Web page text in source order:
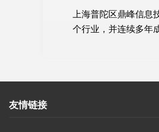
上海普陀区鼎峰信
个行业，并连续多年
友情链接